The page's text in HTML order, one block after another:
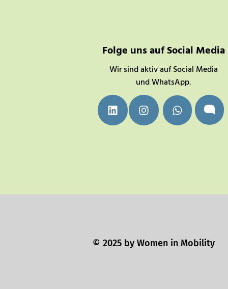
Folge uns auf Social Media
Wir sind aktiv auf Social Media
und WhatsApp.
© 2025 by Women in Mobility